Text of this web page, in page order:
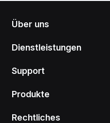
Über uns
Dienstleistungen
Support
Produkte
Rechtliches